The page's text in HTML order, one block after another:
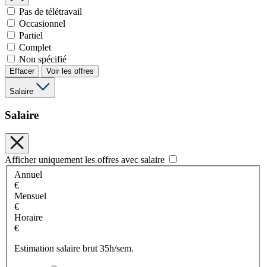
Pas de télétravail
Occasionnel
Partiel
Complet
Non spécifié
Effacer Voir les offres
Salaire
Salaire
Afficher uniquement les offres avec salaire
Annuel
€
Mensuel
€
Horaire
€
Estimation salaire brut 35h/sem.